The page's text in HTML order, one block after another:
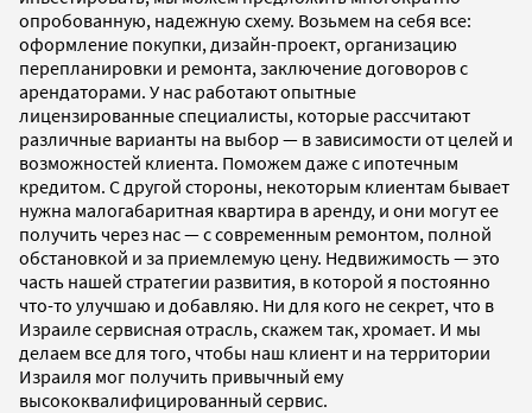
опробованную, надежную схему. Возьмем на себя все:
оформление покупки, дизайн-проект, организацию
перепланировки и ремонта, заключение договоров с
арендаторами. У нас работают опытные
лицензированные специалисты, которые рассчитают
различные варианты на выбор — в зависимости от целей и
возможностей клиента. Поможем даже с ипотечным
кредитом. С другой стороны, некоторым клиентам бывает
нужна малогабаритная квартира в аренду, и они могут ее
получить через нас — с современным ремонтом, полной
обстановкой и за приемлемую цену. Недвижимость — это
часть нашей стратегии развития, в которой я постоянно
что-то улучшаю и добавляю. Ни для кого не секрет, что в
Израиле сервисная отрасль, скажем так, хромает. И мы
делаем все для того, чтобы наш клиент и на территории
Израиля мог получить привычный ему
высококвалифицированный сервис.